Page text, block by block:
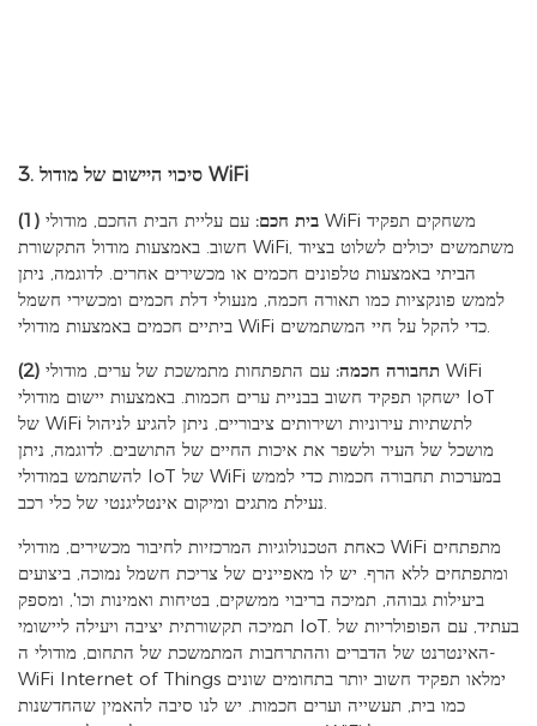
3. סיכוי היישום של מודול WiFi
(1) בית חכם: עם עליית הבית החכם, מודולי WiFi משחקים תפקיד
חשוב. באמצעות מודול התקשורת WiFi, משתמשים יכולים לשלוט בציוד
הביתי באמצעות טלפונים חכמים או מכשירים אחרים. לדוגמה, ניתן
לממש פונקציות כמו תאורה חכמה, מנעולי דלת חכמים ומכשירי חשמל
ביתיים חכמים באמצעות מודולי WiFi כדי להקל על חיי המשתמשים.
(2) תחבורה חכמה: עם התפתחות מתמשכת של ערים, מודולי WiFi
ישחקו תפקיד חשוב בבניית ערים חכמות. באמצעות יישום מודולי IoT
של WiFi לתשתיות עירוניות ושירותים ציבוריים, ניתן להגיע לניהול
מושכל של העיר ולשפר את איכות החיים של התושבים. לדוגמה, ניתן
להשתמש במודולי IoT של WiFi במערכות תחבורה חכמות כדי לממש
נעילת מתגים ומיקום אינטליגנטי של כלי רכב.
כאחת הטכנולוגיות המרכזיות לחיבור מכשירים, מודולי WiFi מתפתחים
ומתפתחים ללא הרף. יש לו מאפיינים של צריכת חשמל נמוכה, ביצועים
ביעילות גבוהה, תמיכה בריבוי ממשקים, בטיחות ואמינות וכו', ומספק
תמיכה תקשורתית יציבה ויעילה ליישומי IoT. בעתיד, עם הפופולריות של
האינטרנט של הדברים וההתרחבות המתמשכת של התחום, מודולי ה-
WiFi Internet of Things ימלאו תפקיד חשוב יותר בתחומים שונים
כמו בית, תעשייה וערים חכמות. יש לנו סיבה להאמין שהחדשנות